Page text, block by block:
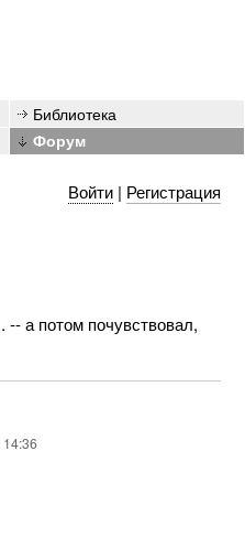
Библиотека
Форум
Войти| Регистрация
-- а потом почувствовал,